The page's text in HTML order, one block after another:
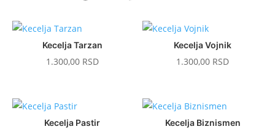
Kecelja Tarzan
1.300,00 RSD
Kecelja Vojnik
1.300,00 RSD
Kecelja Pastir Kecelja Biznismen